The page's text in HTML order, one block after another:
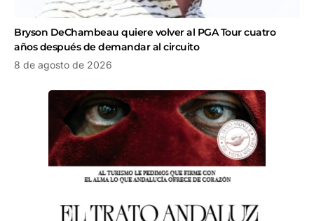
Bryson DeChambeau quiere volver al PGA Tour cuatro
años después de demandar al circuito
8 de agosto de 2026